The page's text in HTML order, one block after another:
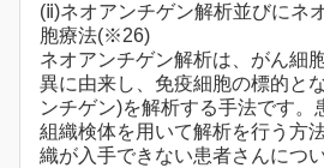
(ⅱ)ネオアンチゲン解析並びにネ
胞療法(※26)
ネオアンチゲン解析は、がん細
異に由来し、免疫細胞の標的と
ンチゲン)を解析する手法です。
組織検体を用いて解析を行う方
織が入手できない患者さんにつ